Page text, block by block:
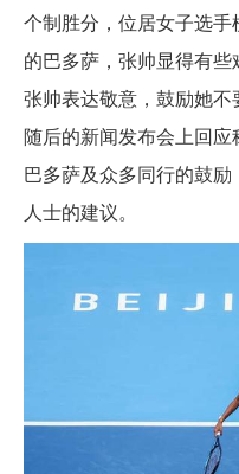
个制胜分，位居女子选
的巴多萨，张帅显得有
张帅表达敬意，鼓励她
随后的新闻发布会上回
巴多萨及众多同行的鼓
人士的建议。